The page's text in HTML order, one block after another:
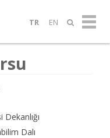
TR EN
Dekanlığı
Dalı